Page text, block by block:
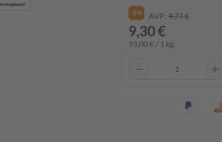
-5% AVP: 9,77 €
9,30 €
93,00 € / 1 kg